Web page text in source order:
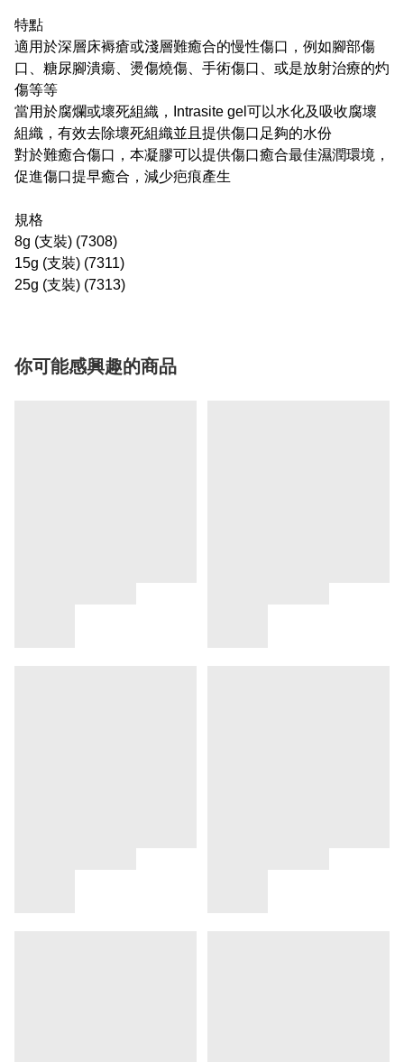
特點
適用於深層床褥瘡或淺層難癒合的慢性傷口，例如腳部傷
口、糖尿腳潰瘍、燙傷燒傷、手術傷口、或是放射治療的灼
傷等等
當用於腐爛或壞死組織，Intrasite gel可以水化及吸收腐壞
組織，有效去除壞死組織並且提供傷口足夠的水份
對於難癒合傷口，本凝膠可以提供傷口癒合最佳濕潤環境，
促進傷口提早癒合，減少疤痕產生
規格
8g (支裝) (7308)
15g (支裝) (7311)
25g (支裝) (7313)
你可能感興趣的商品